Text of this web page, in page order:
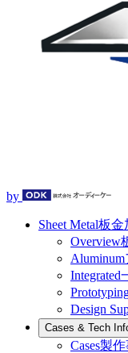
by
Sheet Metal板金
Overview
Aluminum
Integrated
Design
Cases & Tech
Cases製作